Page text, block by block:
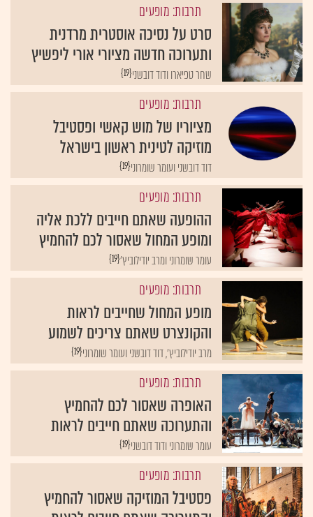
תרבות: מופעים
סרט על נסיכה אוסטרית מרדנית
ותערוכה חדשה מציורי אורי ליפשיץ
{19}שחר טפיארו ודוד דובשני
תרבות: מופעים
מציוריו של מוש קאשי ופסטיבל
מוזיקה לטינית ראשון בישראל
{19}דוד דובשני ועומר שומרוני
תרבות: מופעים
ההופעה שאתם חייבים ללכת אליה
ומופע המחול שאסור לכם להחמיץ
{19}עומר שומרוני ומרב יודילוביץ'
תרבות: מופעים
מופע המחול שחייבים לראות
והקונצרט שאתם צריכים לשמוע
{19}מרב יודילוביץ', דוד דובשני ועומר שומרוני
תרבות: מופעים
האופרה שאסור לכם להחמיץ
והתערוכה שאתם חייבים לראות
{19}עומר שומרוני ודוד דובשני
תרבות: מופעים
פסטיבל המוזיקה שאסור להחמיץ